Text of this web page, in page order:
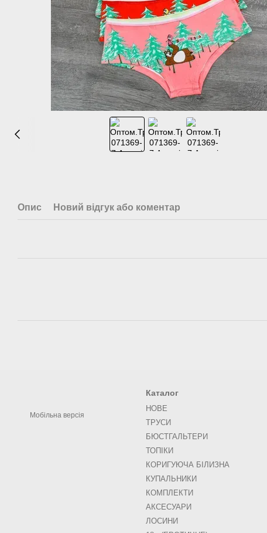
Опис Новий відгук або коментар
Мобільна версія
Каталог
НОВЕ
ТРУСИ
БЮСТГАЛЬТЕРИ
ТОПІКИ
КОРИГУЮЧА БІЛИЗНА
КУПАЛЬНИКИ
КОМПЛЕКТИ
АКСЕСУАРИ
ЛОСИНИ